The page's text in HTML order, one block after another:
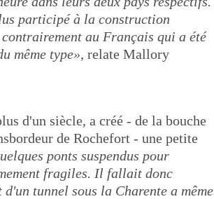
participé à la construction
au Français qui a été
même type», relate Mallory
d'un siècle, a créé - de la bouche
de Rochefort - une petite
ponts suspendus pour
fragiles. Il fallait donc
tunnel sous la Charente a même